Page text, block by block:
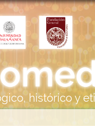
histórico y